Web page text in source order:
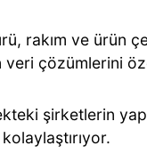
rakım ve ürün
çözümlerini
şirketlerin